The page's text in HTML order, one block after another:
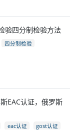
验四分制检验方法
四分制检验
EAC认证，俄罗斯
eac认证
gost认证